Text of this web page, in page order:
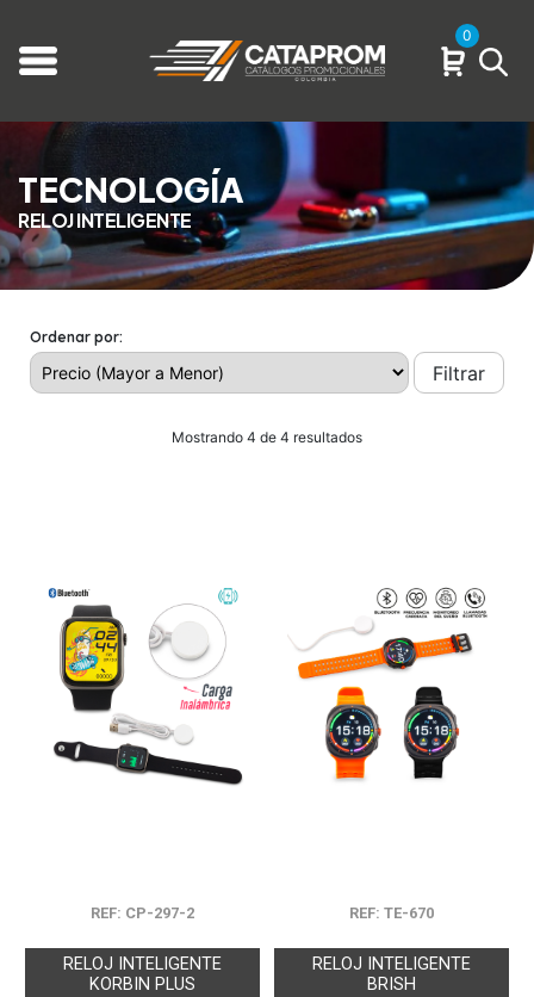
0
TECNOLOGÍA
RELOJ INTELIGENTE
Ordenar por:
Filtrar
Mostrando 4 de 4 resultados
REF: CP-297-2
RELOJ INTELIGENTE
KORBIN PLUS
REF: TE-670
RELOJ INTELIGENTE
BRISH